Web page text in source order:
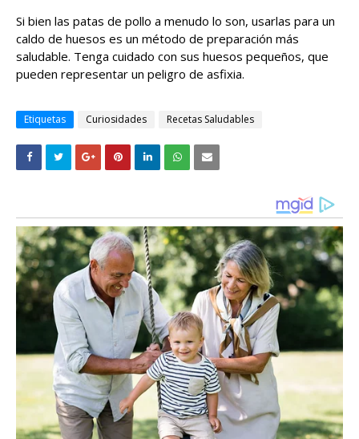
Si bien las patas de pollo a menudo lo son, usarlas para un
caldo de huesos es un método de preparación más
saludable. Tenga cuidado con sus huesos pequeños, que
pueden representar un peligro de asfixia.
Etiquetas Curiosidades Recetas Saludables